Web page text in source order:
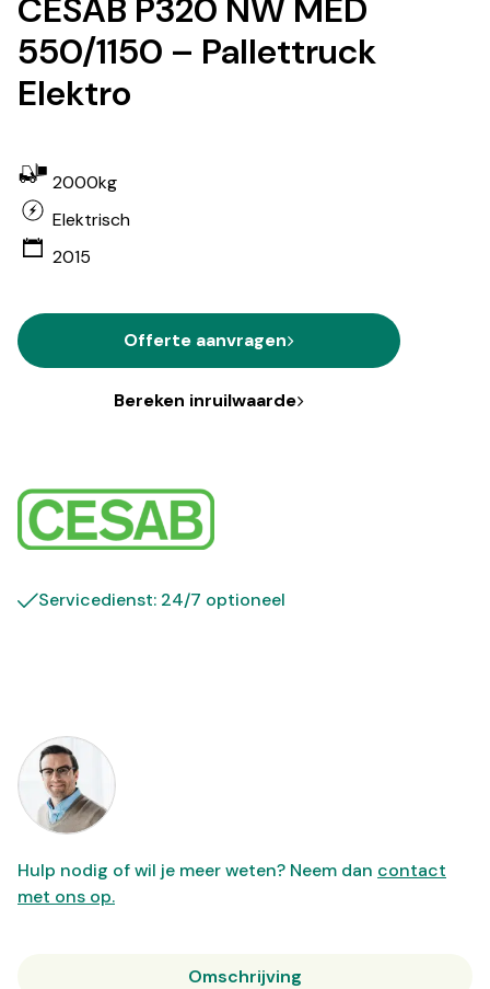
CESAB P320 NW MED
550/1150 – Pallettruck
Elektro
2000kg
Elektrisch
2015
Offerte aanvragen
Bereken inruilwaarde
Servicedienst: 24/7 optioneel
Hulp nodig of wil je meer weten? Neem dan contact
met ons op.
Omschrijving